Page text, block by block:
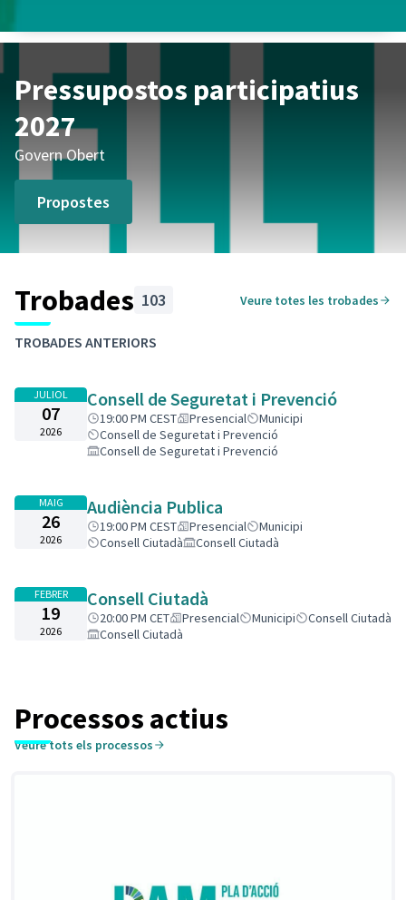
Pressupostos participatius
2027
Govern Obert
Propostes
Trobades 103 Veure totes les trobades
El següent element és un mapa que presenta els
Saltar el mapa
+
TROBADES ANTERIORS
JULIOL
07
2026
Consell de Seguretat i Prevenció
19:00 PM CEST Presencial
Municipi
Consell de Seguretat i Prevenció
Consell de Seguretat i Prevenció
MAIG
26
2026
Audiència Publica
19:00 PM CEST Presencial
Municipi
Consell Ciutadà
Consell Ciutadà
FEBRER
19
2026
Consell Ciutadà
20:00 PM CET Presencial Municipi
Consell Ciutadà
Consell Ciutadà
Processos actius
Veure tots els processos